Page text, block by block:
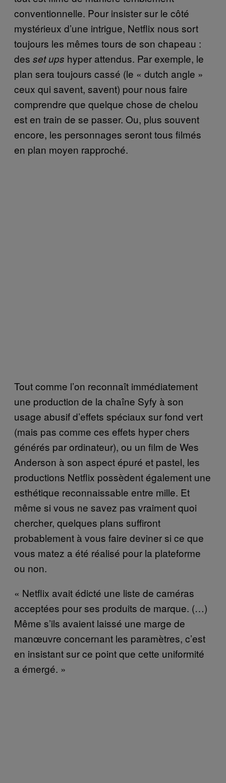
conventionnelle. Pour insister sur le côté
mystérieux d’une intrigue, Netflix nous sort
toujours les mêmes tours de son chapeau :
des set ups hyper attendus. Par exemple, le
plan sera toujours cassé (le « dutch angle »
ceux qui savent, savent) pour nous faire
comprendre que quelque chose de chelou
est en train de se passer. Ou, plus souvent
encore, les personnages seront tous filmés
en plan moyen rapproché.
Tout comme l’on reconnaît immédiatement
une production de la chaîne Syfy à son
usage abusif d’effets spéciaux sur fond vert
(mais pas comme ces effets hyper chers
générés par ordinateur), ou un film de Wes
Anderson à son aspect épuré et pastel, les
productions Netflix possèdent également une
esthétique reconnaissable entre mille. Et
même si vous ne savez pas vraiment quoi
chercher, quelques plans suffiront
probablement à vous faire deviner si ce que
vous matez a été réalisé pour la plateforme
ou non.
« Netflix avait édicté une liste de caméras
acceptées pour ses produits de marque. (…)
Même s’ils avaient laissé une marge de
manœuvre concernant les paramètres, c’est
en insistant sur ce point que cette uniformité
a émergé. »